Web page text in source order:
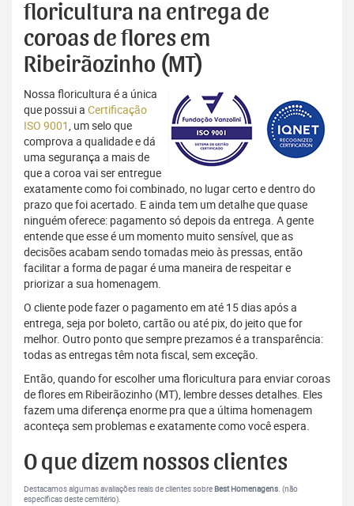
floricultura na entrega de
coroas de flores em
Ribeirãozinho (MT)
Nossa floricultura é a única
que possui a Certificação
ISO 9001, um selo que
comprova a qualidade e dá
uma segurança a mais de
que a coroa vai ser entregue
exatamente como foi combinado, no lugar certo e dentro do
prazo que foi acertado. E ainda tem um detalhe que quase
ninguém oferece: pagamento só depois da entrega. A gente
entende que esse é um momento muito sensível, que as
decisões acabam sendo tomadas meio às pressas, então
facilitar a forma de pagar é uma maneira de respeitar e
priorizar a sua homenagem.
O cliente pode fazer o pagamento em até 15 dias após a
entrega, seja por boleto, cartão ou até pix, do jeito que for
melhor. Outro ponto que sempre prezamos é a transparência:
todas as entregas têm nota fiscal, sem exceção.
Então, quando for escolher uma floricultura para enviar coroas
de flores em Ribeirãozinho (MT), lembre desses detalhes. Eles
fazem uma diferença enorme pra que a última homenagem
aconteça sem problemas e exatamente como você espera.
O que dizem nossos clientes
Destacamos algumas avaliações reais de clientes sobre Best Homenagens. (não
específicas deste cemitério).